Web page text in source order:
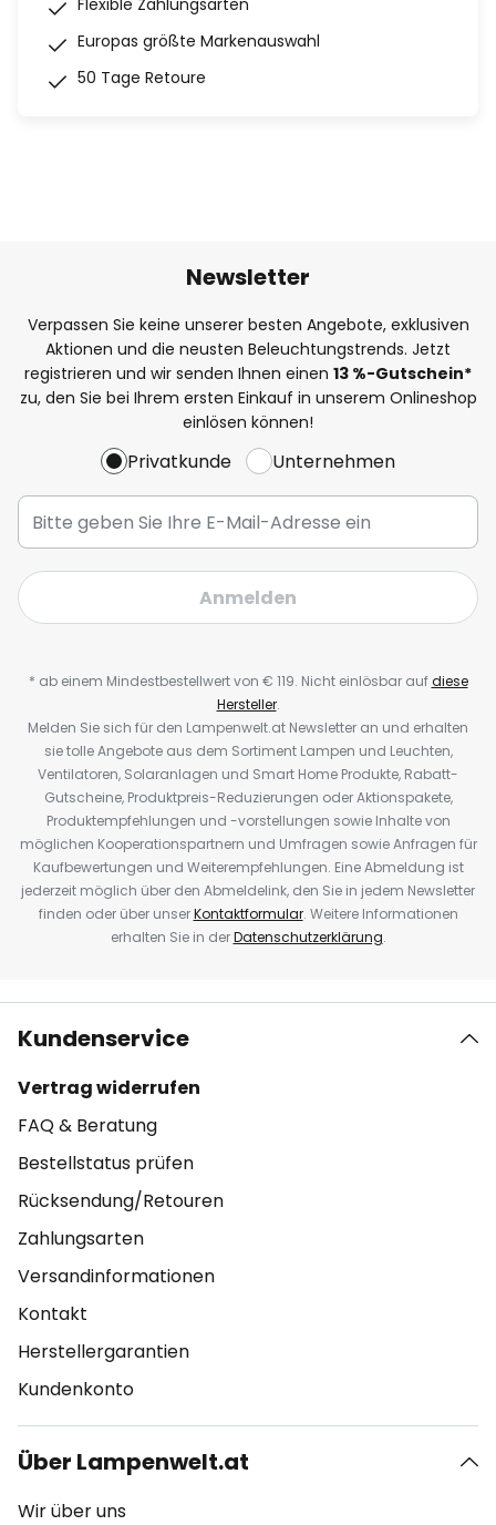
Flexible Zahlungsarten
Europas größte Markenauswahl
50 Tage Retoure
Newsletter
Verpassen Sie keine unserer besten Angebote, exklusiven
Aktionen und die neusten Beleuchtungstrends. Jetzt
registrieren und wir senden Ihnen einen 13 %-Gutschein*
zu, den Sie bei Ihrem ersten Einkauf in unserem Onlineshop
einlösen können!
Privatkunde Unternehmen
Anmelden
* ab einem Mindestbestellwert von € 119. Nicht einlösbar aufdiese
Hersteller.
Melden Sie sich für den Lampenwelt.at Newsletter an und erhalten
sie tolle Angebote aus dem Sortiment Lampen und Leuchten,
Ventilatoren, Solaranlagen und Smart Home Produkte, Rabatt-
Gutscheine, Produktpreis-Reduzierungen oder Aktionspakete,
Produktempfehlungen und -vorstellungen sowie Inhalte von
möglichen Kooperationspartnern und Umfragen sowie Anfragen für
Kaufbewertungen und Weiterempfehlungen. Eine Abmeldung ist
jederzeit möglich über den Abmeldelink, den Sie in jedem Newsletter
finden oder über unserKontaktformular. Weitere Informationen
erhalten Sie in derDatenschutzerklärung.
Kundenservice
Vertrag widerrufen
FAQ & Beratung
Bestellstatus prüfen
Rücksendung/Retouren
Zahlungsarten
Versandinformationen
Kontakt
Herstellergarantien
Kundenkonto
Über Lampenwelt.at
Wir über uns